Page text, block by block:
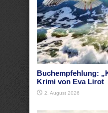
Buchempfehlung:
Krimi von Eva Lirot
2. August 2026